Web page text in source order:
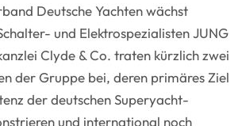
Deutsche Yachten wächst
und Elektrospezialisten JUNG
Clyde & Co. traten kürzlich zwei
der Gruppe bei, deren primäres Ziel
der deutschen Superyacht-
und international noch